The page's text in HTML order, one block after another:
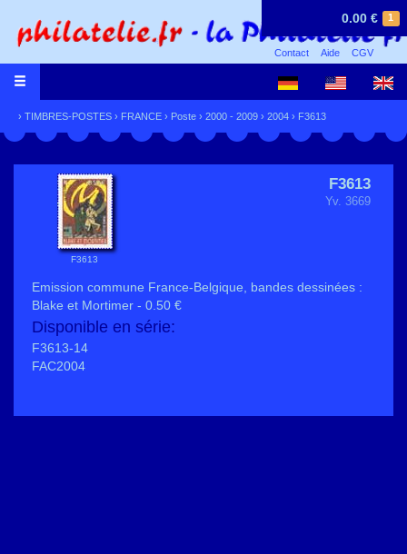
1
0.00 €
Contact Aide CGV
› TIMBRES-POSTES › FRANCE › Poste › 2000 - 2009 › 2004 › F3613
F3613
F3613
Yv. 3669
Emission commune France-Belgique, bandes dessinées :
Blake et Mortimer - 0.50 €
Disponible en série:
F3613-14
FAC2004